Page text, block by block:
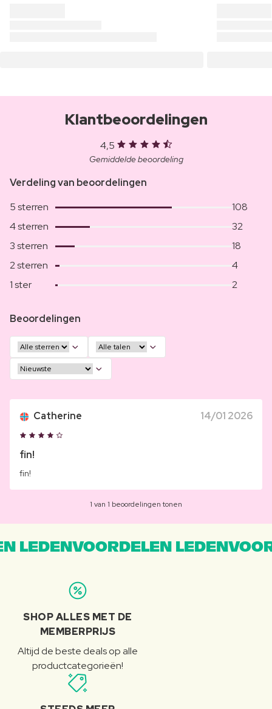
Klantbeoordelingen
4,5
Gemiddelde beoordeling
Verdeling van beoordelingen
5 sterren
108
4 sterren
32
3 sterren
18
2 sterren
4
1 ster
2
Beoordelingen
Catherine 14/01 2026
fin!
fin!
1 van 1 beoordelingen tonen
LEDENVOORDELEN
SHOP ALLES MET DE
MEMBERPRIJS
Altijd de beste deals op alle
productcategorieën!